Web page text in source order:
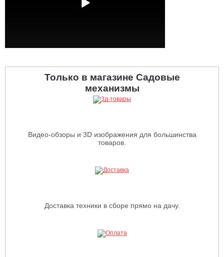
Только в магазине Садовые
механизмы
Видео-обзоры и 3D изображения для большинства
товаров.
Доставка техники в сборе прямо на дачу.